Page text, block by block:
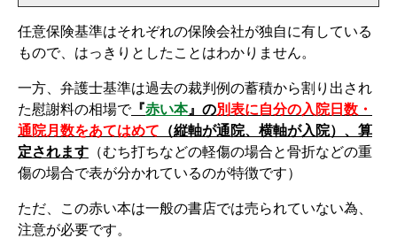
任意保険基準はそれぞれの保険会社が独自に有している
もので、はっきりとしたことはわかりません。
一方、弁護士基準は過去の裁判例の蓄積から割り出され
た慰謝料の相場で『赤い本』の別表に自分の入院日数・
通院月数をあてはめて （縦軸が通院、横軸が入院）、算
定されます （むち打ちなどの軽傷の場合と骨折などの重
傷の場合で表が分かれているのが特徴です）
ただ、この赤い本は一般の書店では売られていない為、
注意が必要です。